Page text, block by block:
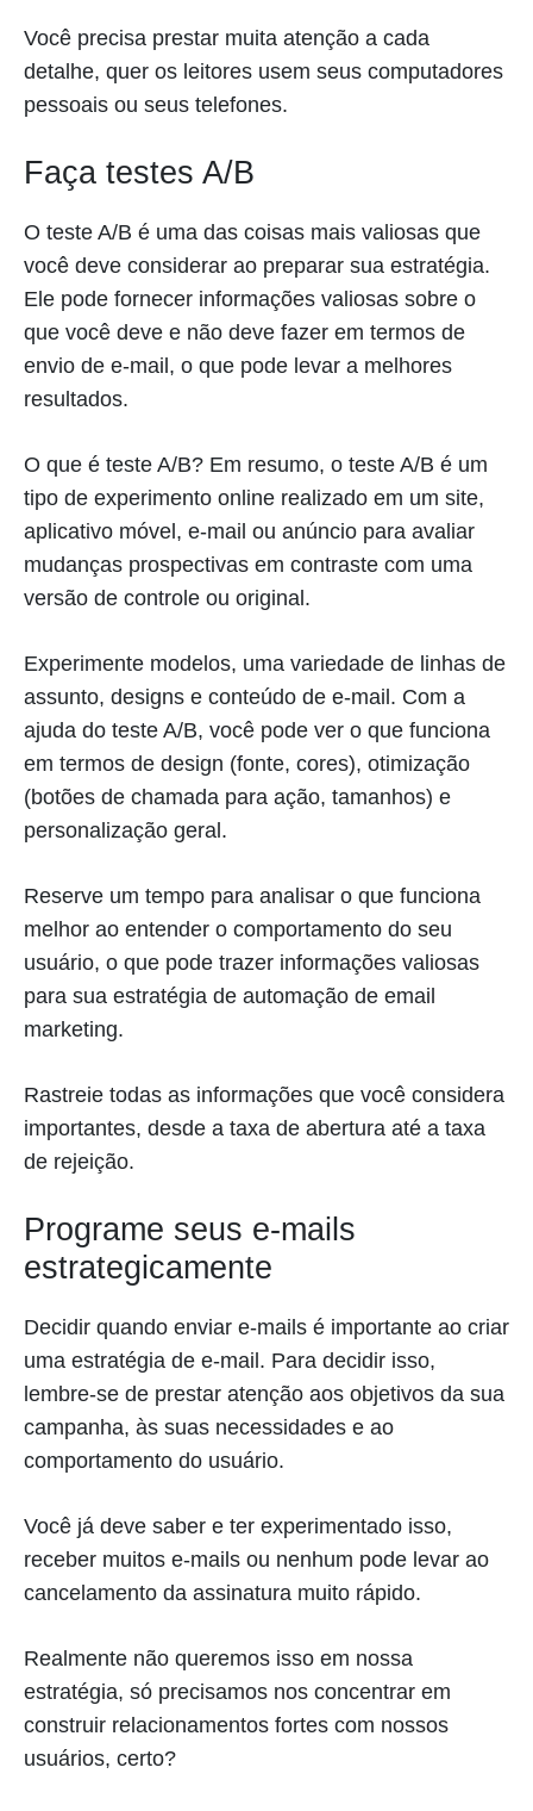
Você precisa prestar muita atenção a cada
detalhe, quer os leitores usem seus computadores
pessoais ou seus telefones.
Faça testes A/B
O teste A/B é uma das coisas mais valiosas que
você deve considerar ao preparar sua estratégia.
Ele pode fornecer informações valiosas sobre o
que você deve e não deve fazer em termos de
envio de e-mail, o que pode levar a melhores
resultados.
O que é teste A/B? Em resumo, o teste A/B é um
tipo de experimento online realizado em um site,
aplicativo móvel, e-mail ou anúncio para avaliar
mudanças prospectivas em contraste com uma
versão de controle ou original.
Experimente modelos, uma variedade de linhas de
assunto, designs e conteúdo de e-mail. Com a
ajuda do teste A/B, você pode ver o que funciona
em termos de design (fonte, cores), otimização
(botões de chamada para ação, tamanhos) e
personalização geral.
Reserve um tempo para analisar o que funciona
melhor ao entender o comportamento do seu
usuário, o que pode trazer informações valiosas
para sua estratégia de automação de email
marketing.
Rastreie todas as informações que você considera
importantes, desde a taxa de abertura até a taxa
de rejeição.
Programe seus e-mails
estrategicamente
Decidir quando enviar e-mails é importante ao criar
uma estratégia de e-mail. Para decidir isso,
lembre-se de prestar atenção aos objetivos da sua
campanha, às suas necessidades e ao
comportamento do usuário.
Você já deve saber e ter experimentado isso,
receber muitos e-mails ou nenhum pode levar ao
cancelamento da assinatura muito rápido.
Realmente não queremos isso em nossa
estratégia, só precisamos nos concentrar em
construir relacionamentos fortes com nossos
usuários, certo?